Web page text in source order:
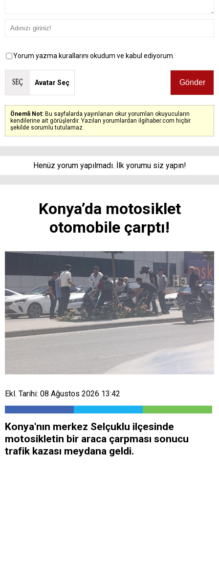
Yorum yazma kurallarını okudum ve kabul ediyorum.
Avatar Seç
Önemli Not: Bu sayfalarda yayınlanan okur yorumları okuyucuların
kendilerine ait görüşlerdir. Yazılan yorumlardan ilgihaber.com hiçbir
şekilde sorumlu tutulamaz.
Henüz yorum yapılmadı. İlk yorumu siz yapın!
Konya’da motosiklet
otomobile çarptı!
Ekl. Tarihi: 08 Ağustos 2026 13:42
Konya'nın merkez Selçuklu ilçesinde
motosikletin bir araca çarpması sonucu
trafik kazası meydana geldi.